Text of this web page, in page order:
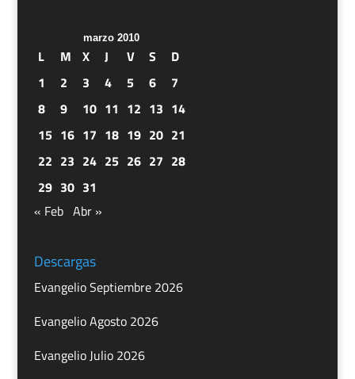
marzo 2010
L M X J V S
D
1
2 3 4 5 6
7
8
9 10 11 12 13 14
15 16 17 18 19 20 21
22 23 24 25 26 27 28
29 30 31
« Feb Abr »
Descargas
Evangelio Septiembre 2026
Evangelio Agosto 2026
Evangelio Julio 2026